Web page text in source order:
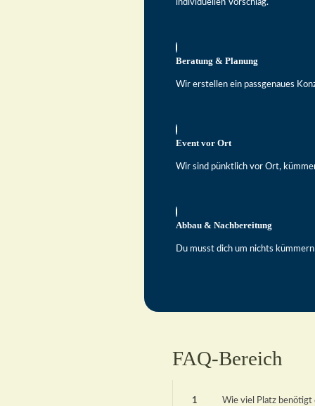
individuellen Vorschlag.
Beratung & Planung
Wir erstellen ein passgenaues
Event vor Ort
Wir sind pünktlich vor Ort,
Abbau & Nachbereitung
Du musst dich um nichts
FAQ-Bereich
1 Wie viel Platz benötigt